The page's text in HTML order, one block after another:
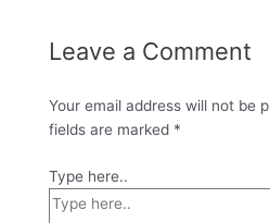
Leave a Comment
Your email address will not be
fields are marked *
Type here..